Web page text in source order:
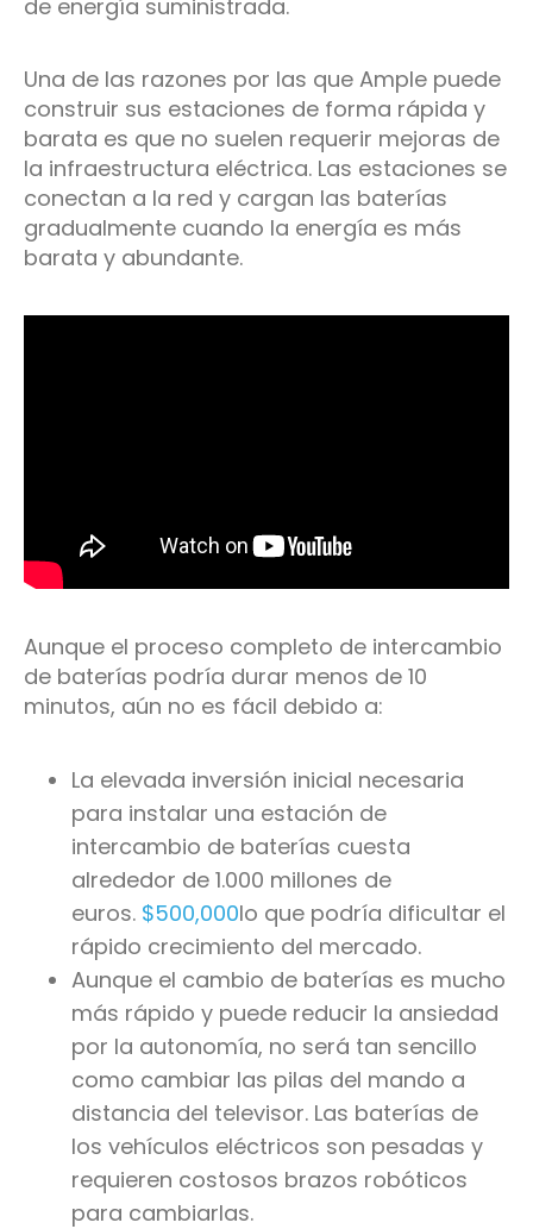
de energía suministrada.
Una de las razones por las que Ample puede
construir sus estaciones de forma rápida y
barata es que no suelen requerir mejoras de
la infraestructura eléctrica. Las estaciones se
conectan a la red y cargan las baterías
gradualmente cuando la energía es más
barata y abundante.
Aunque el proceso completo de intercambio
de baterías podría durar menos de 10
minutos, aún no es fácil debido a:
La elevada inversión inicial necesaria
para instalar una estación de
intercambio de baterías cuesta
alrededor de 1.000 millones de
euros. $500,000lo que podría dificultar el
rápido crecimiento del mercado.
Aunque el cambio de baterías es mucho
más rápido y puede reducir la ansiedad
por la autonomía, no será tan sencillo
como cambiar las pilas del mando a
distancia del televisor. Las baterías de
los vehículos eléctricos son pesadas y
requieren costosos brazos robóticos
para cambiarlas.